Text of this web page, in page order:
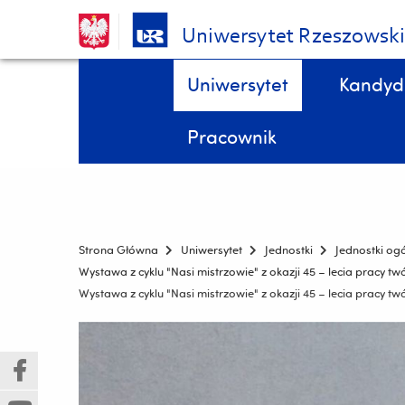
Uniwersytet Rzeszowski
Menu - górna belka
Pomiń
treści
Uniwersytet
Pracownik
(Nowe
okno)
(Link
do
Strona Główna Uniwersytet Jednostki Jednostki
Wystawa z cyklu "Nasi mistrzowie" z okazji 45 – lecia pracy
Wystawa z cyklu "Nasi mistrzowie" z okazji 45 – lecia pracy